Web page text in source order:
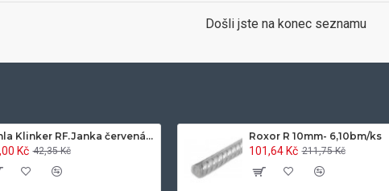
Došli jste na konec seznamu
Cihla Klinker RF.Janka červená světlá 25x12x6,5cm- 420ks/pal.
Kč 42,35 Kč
Roxor R 10mm- 6,10bm/ks
101,64 Kč 211,75 Kč